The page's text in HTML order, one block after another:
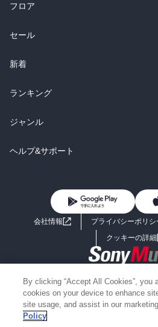
フロア
総合
ラノベ
雑誌・グラビア
BL・TL
セール
総合
ラノベ
雑誌・グラビア
BL・TL
新着
総合
ラノベ
雑誌・グラビア
ランキング
総合
ラノベ
ジャンル
コミック
ライトノベル 男
小
海
ミステリー SF
歴史・時代小説
ヘルプ&サポート
よくあるご質問 お
会社情報 プライバシーポリシ
クッキーの詳細
Copyright 2017 - 2026 Sony Music
Information on the site is for the
powered by
By clicking “Accept All Cookies”, you
cookies on your device to enhance
site usage, and assist in our
Policy